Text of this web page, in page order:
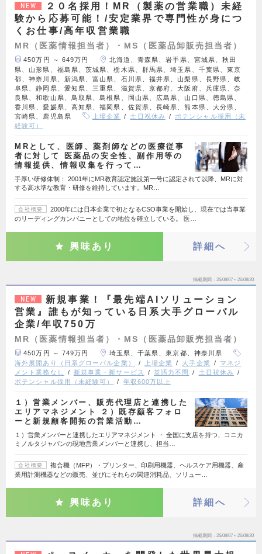
NEW
２０名採用！MR（製薬の営業職）未経
験から応募可能！/安定業界で専門性が身につ
くお仕事/高年収営業職
MR（医薬情報担当者）・MS（医薬品卸販売担当者）
450万円 ～ 649万円
北海道、青森県、岩手県、宮城県、秋田
県、山形県、福島県、茨城県、栃木県、群馬県、埼玉県、千葉県、東京
都、神奈川県、新潟県、富山県、石川県、福井県、山梨県、長野県、岐
阜県、静岡県、愛知県、三重県、滋賀県、京都府、大阪府、兵庫県、奈
良県、和歌山県、鳥取県、島根県、岡山県、広島県、山口県、徳島県、
香川県、愛媛県、高知県、福岡県、佐賀県、長崎県、熊本県、大分県、
宮崎県、鹿児島県
上場企業 土日祝休み
ポテンシャル採用（未
経験可）
MRとして、医師、薬剤師などの医療従事
者に対して 医薬品の安全性、副作用等の
情報提供、情報収集を行って…
手厚い研修体制： 2001年にMR教育認定施設第一号に認定されて以降、MRに対
する高水準な教育・研修を維持しています。MR…
会社概要
2000年には日本企業で初となるCSO事業を開始し、現在では当事業
のリーディングカンパニーとしての地位を確立している。 医…
興味あり 詳細へ
掲載期間 26/08/07～26/08/20
NEW
新規事業！『最先端AIソリューション
営業』誰もが知っている日系大手グローバル
企業/年収750万
MR（医薬情報担当者）・MS（医薬品卸販売担当者）
450万円 ～ 749万円
埼玉県、千葉県、東京都、神奈川県
海外展開あり（日系グローバル企業）
上場企業 大手企業
マネジ
メント業務なし
新規事業・新サービス 英語力不問
土日祝休み
ポテンシャル採用（未経験可）
年収600万以上
１）営業メンバー、販売代理店と連携した
エリアマネジメント ２）既存顧客フォロ
ーと新規顧客開拓の営業活動…
１）営業メンバーと連携したエリアマネジメント ・ 全国に支店を持つ、コニカ
ミノルタジャパンの現地営業メンバーと連携し、担当…
会社概要
複合機（MFP）・プリンター、印刷用機器、ヘルスケア用機器、産
業用計測機器などの販売、並びにそれらの関連消耗品、ソリュー…
興味あり 詳細へ
掲載期間 26/08/07～26/08/20